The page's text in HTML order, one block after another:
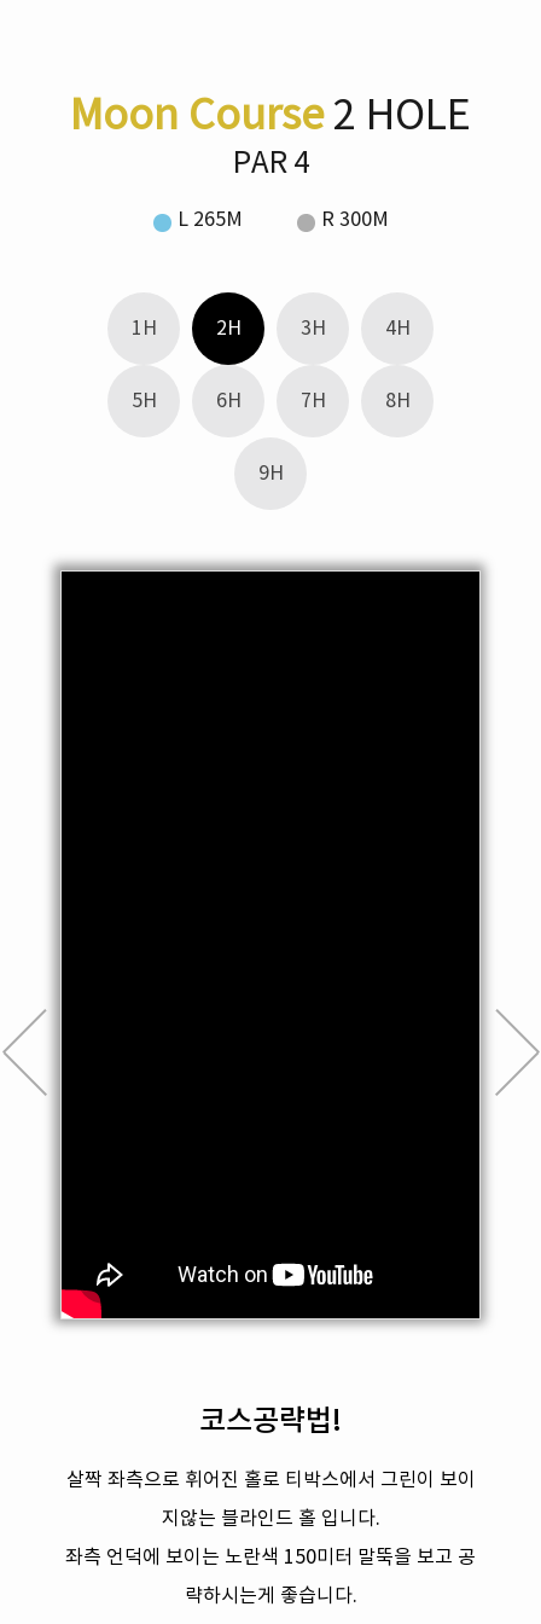
Moon Course2 HOLE
PAR 4
L 265M R 300M
1H 2H 3H 4H
5H 6H 7H 8H
9H
코스공략법!
살짝 좌측으로 휘어진 홀로 티박스에서 그린이 보이
지않는 블라인드 홀 입니다.
좌측 언덕에 보이는 노란색 150미터 말뚝을 보고 공
략하시는게 좋습니다.